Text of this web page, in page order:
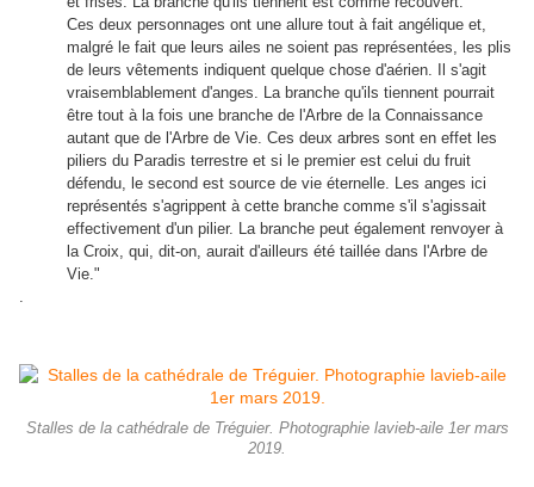
Ces deux personnages ont une allure tout à fait angélique et,
malgré le fait que leurs ailes ne soient pas représentées, les plis
de leurs vêtements indiquent quelque chose d'aérien. Il s'agit
vraisemblablement d'anges. La branche qu'ils tiennent pourrait
être tout à la fois une branche de l'Arbre de la Connaissance
autant que de l'Arbre de Vie. Ces deux arbres sont en effet les
piliers du Paradis terrestre et si le premier est celui du fruit
défendu, le second est source de vie éternelle. Les anges ici
représentés s'agrippent à cette branche comme s'il s'agissait
effectivement d'un pilier. La branche peut également renvoyer à
la Croix, qui, dit-on, aurait d'ailleurs été taillée dans l'Arbre de
Vie."
.
Stalles de la cathédrale de Tréguier. Photographie lavieb-aile 1er mars
2019.